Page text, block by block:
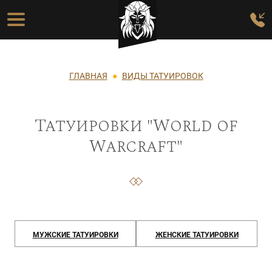
Перейти к основному содержанию
Основная навигация
Строка навигации
ГЛАВНАЯ ВИДЫ ТАТУИРОВОК
Татуировки "World of
Warcraft"
МУЖСКИЕ ТАТУИРОВКИ ЖЕНСКИЕ ТАТУИРОВКИ